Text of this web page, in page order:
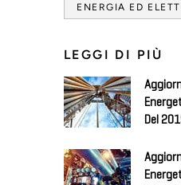
ENERGIA ED
LEGGI DI PIÙ
Del